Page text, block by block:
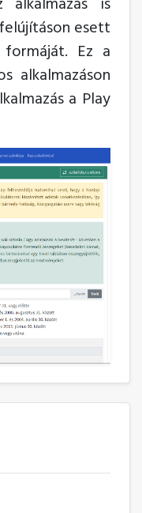
esett
Ez a
alkalmazáson
a Play